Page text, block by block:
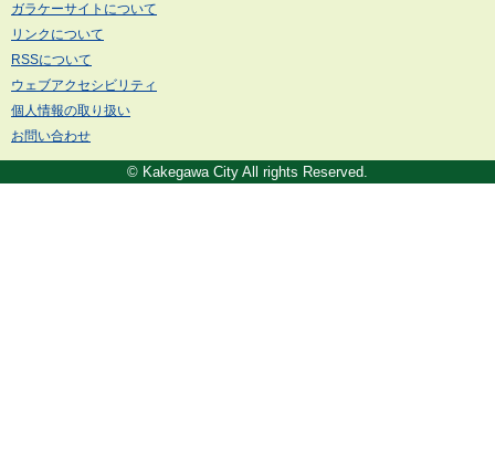
ガラケーサイトについて
リンクについて
RSSについて
ウェブアクセシビリティ
個人情報の取り扱い
お問い合わせ
© Kakegawa City All rights Reserved.